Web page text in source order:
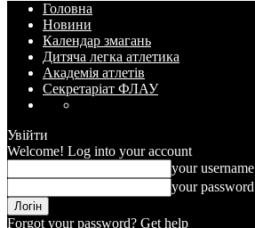
Головна
Новини
Календар змагань
Дитяча легка атлетика
Академія атлетів
Секретаріат ФЛАУ
Увійти
Welcome! Log into your account
your username
your password
Forgot your password? Get help